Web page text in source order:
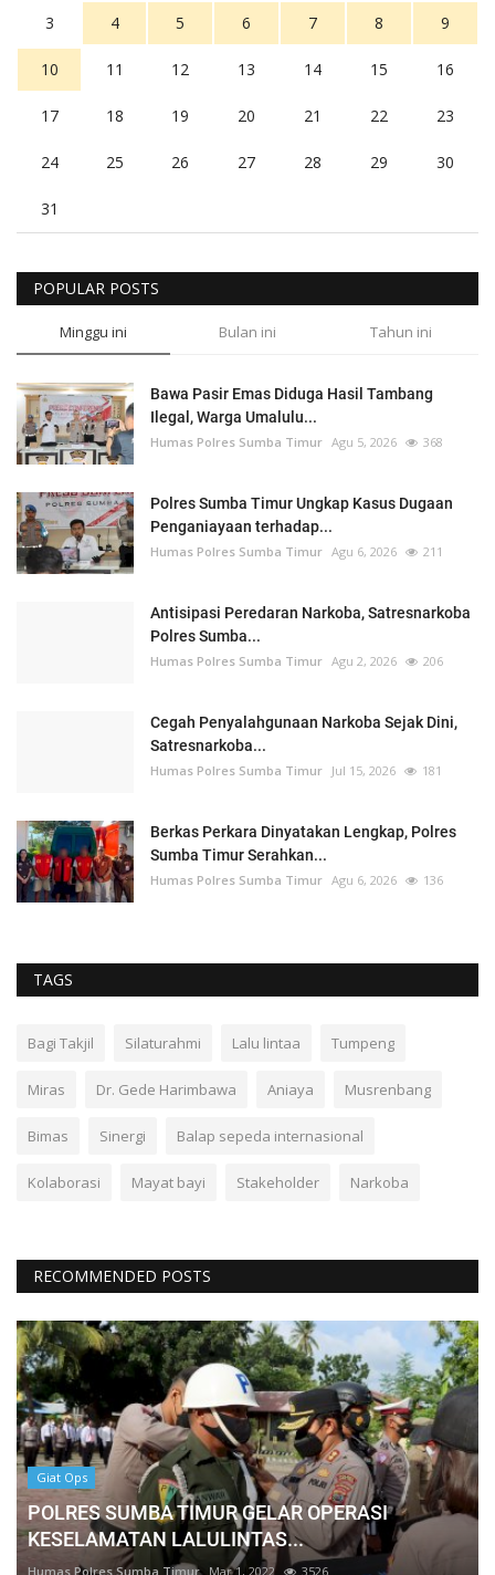
3 4 5 6 7 8 9
10 11 12 13 14 15 16
17 18 19 20 21 22 23
24 25 26 27 28 29 30
31
POPULAR POSTS
Minggu ini Bulan ini Tahun ini
Bawa Pasir Emas Diduga Hasil Tambang
Ilegal, Warga Umalulu...
Humas Polres Sumba Timur Agu 5, 2026 368
Polres Sumba Timur Ungkap Kasus Dugaan
Penganiayaan terhadap...
Humas Polres Sumba Timur Agu 6, 2026 211
Antisipasi Peredaran Narkoba, Satresnarkoba
Polres Sumba...
Humas Polres Sumba Timur Agu 2, 2026 206
Cegah Penyalahgunaan Narkoba Sejak Dini,
Satresnarkoba...
Humas Polres Sumba Timur Jul 15, 2026 181
Berkas Perkara Dinyatakan Lengkap, Polres
Sumba Timur Serahkan...
Humas Polres Sumba Timur Agu 6, 2026 136
TAGS
Bagi Takjil Silaturahmi Lalu lintaa Tumpeng
Miras Dr. Gede Harimbawa Aniaya Musrenbang
Bimas Sinergi Balap sepeda internasional
Kolaborasi Mayat bayi Stakeholder Narkoba
RECOMMENDED POSTS
Giat Ops
POLRES SUMBA TIMUR GELAR OPERASI
KESELAMATAN LALULINTAS...
Humas Polres Sumba Timur Mar 1, 2022 3526